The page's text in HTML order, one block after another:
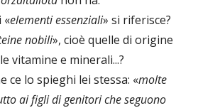
«elementi essenziali» si riferisce?
nobili», cioè quelle di origine
vitamine e minerali...?
ce lo spieghi lei stessa: «molte
ai figli di genitori che seguono